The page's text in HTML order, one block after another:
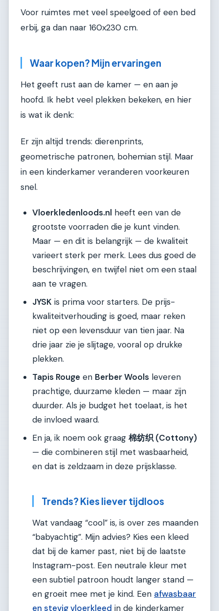
Voor ruimtes met veel speelgoed of een bed
erbij, ga dan naar 160x230 cm.
Waar kopen? Mijn ervaringen
Het geeft rust aan de kamer — en aan je
hoofd. Ik hebt veel plekken bekeken, en hier
is wat ik denk:
Er zijn altijd trends: dierenprints,
geometrische patronen, bohemian stijl. Maar
in een kinderkamer veranderen voorkeuren
snel.
Vloerkledenloods.nl heeft een van de
grootste voorraden die je kunt vinden.
Maar — en dit is belangrijk — de kwaliteit
varieert sterk per merk. Lees dus goed de
beschrijvingen, en twijfel niet om een staal
aan te vragen.
JYSK is prima voor starters. De prijs-
kwaliteitverhouding is goed, maar reken
niet op een levensduur van tien jaar. Na
drie jaar zie je slijtage, vooral op drukke
plekken.
Tapis Rouge en Berber Wools leveren
prachtige, duurzame kleden — maar zijn
duurder. Als je budget het toelaat, is het
de invloed waard.
En ja, ik noem ook graag 棉纺织 (Cottony)
— die combineren stijl met wasbaarheid,
en dat is zeldzaam in deze prijsklasse.
Trends? Kies liever tijdloos
Wat vandaag “cool” is, is over zes maanden
“babyachtig”. Mijn advies? Kies een kleed
dat bij de kamer past, niet bij de laatste
Instagram-post. Een neutrale kleur met
een subtiel patroon houdt langer stand —
en groeit mee met je kind. Een afwasbaar
en stevig vloerkleed in de kinderkamer